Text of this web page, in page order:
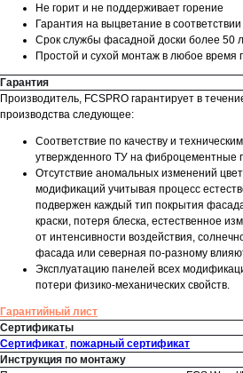
Не горит и не поддерживает горение
Гарантия на выцветание в
Срок службы фасадной доски более 50
Простой и сухой монтаж в любое время
Гарантия
Производитель, FCSPRO гарантирует в
производства следующее:
Соответствие по качеству и
утвержденного ТУ на фиброцементные
Отсутствие аномальных изменений
модификаций учитывая процесс
подвержен каждый тип покрытия
краски, потеря блеска, естественное
от интенсивности воздействия,
фасада или северная по-разному
Эксплуатацию панелей всех
потери физико-механических свойств.
Гарантийный лист
Сертификаты
Сертификат, пожарный сертификат
Инструкция по монтажу